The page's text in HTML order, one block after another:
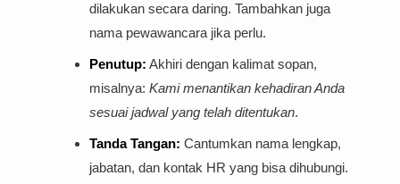
dilakukan secara daring. Tambahkan juga
nama pewawancara jika perlu.
Penutup: Akhiri dengan kalimat sopan,
misalnya: Kami menantikan kehadiran Anda
sesuai jadwal yang telah ditentukan.
Tanda Tangan: Cantumkan nama lengkap,
jabatan, dan kontak HR yang bisa dihubungi.